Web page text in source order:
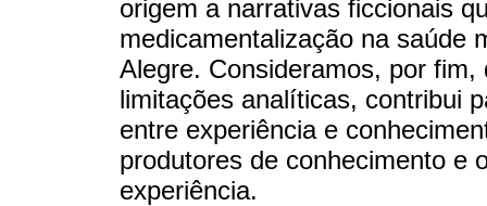
origem a narrativas ficcionais
medicamentalização na saúde
Alegre. Consideramos, por
limitações analíticas, contribui
entre experiência e
produtores de conhecimento e
experiência.